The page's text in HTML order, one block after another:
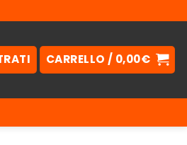
CARRELLO / 0,00€